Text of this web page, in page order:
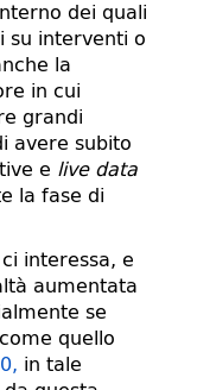
dei quali
su interventi o
la
in cui
grandi
avere subito
e live data
la fase di
interessa, e
aumentata
se
quello
in tale